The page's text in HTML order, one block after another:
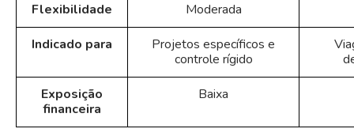
Flexibilidade
Moderada
Indicado para
Projetos específicos e
controle rígido
Exposição
financeira
Baixa